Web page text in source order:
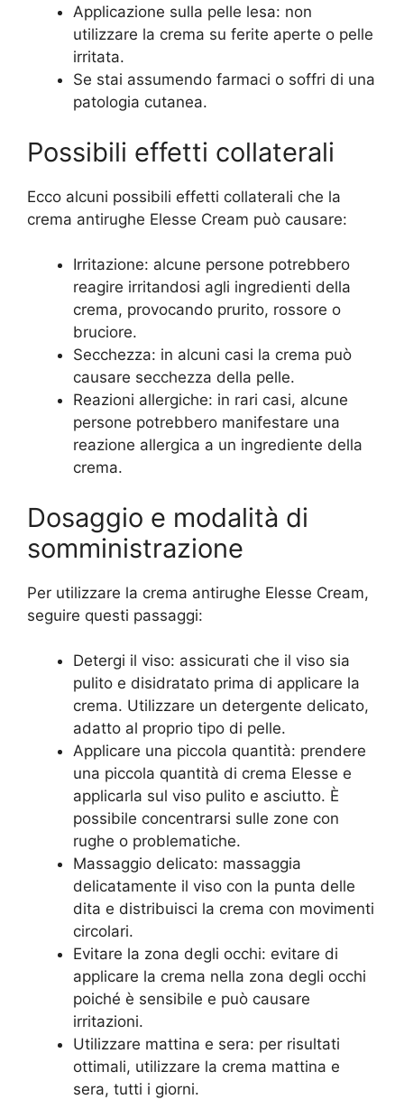
Applicazione sulla pelle lesa: non
utilizzare la crema su ferite aperte o pelle
irritata.
Se stai assumendo farmaci o soffri di una
patologia cutanea.
Possibili effetti collaterali
Ecco alcuni possibili effetti collaterali che la
crema antirughe Elesse Cream può causare:
Irritazione: alcune persone potrebbero
reagire irritandosi agli ingredienti della
crema, provocando prurito, rossore o
bruciore.
Secchezza: in alcuni casi la crema può
causare secchezza della pelle.
Reazioni allergiche: in rari casi, alcune
persone potrebbero manifestare una
reazione allergica a un ingrediente della
crema.
Dosaggio e modalità di
somministrazione
Per utilizzare la crema antirughe Elesse Cream,
seguire questi passaggi:
Detergi il viso: assicurati che il viso sia
pulito e disidratato prima di applicare la
crema. Utilizzare un detergente delicato,
adatto al proprio tipo di pelle.
Applicare una piccola quantità: prendere
una piccola quantità di crema Elesse e
applicarla sul viso pulito e asciutto. È
possibile concentrarsi sulle zone con
rughe o problematiche.
Massaggio delicato: massaggia
delicatamente il viso con la punta delle
dita e distribuisci la crema con movimenti
circolari.
Evitare la zona degli occhi: evitare di
applicare la crema nella zona degli occhi
poiché è sensibile e può causare
irritazioni.
Utilizzare mattina e sera: per risultati
ottimali, utilizzare la crema mattina e
sera, tutti i giorni.